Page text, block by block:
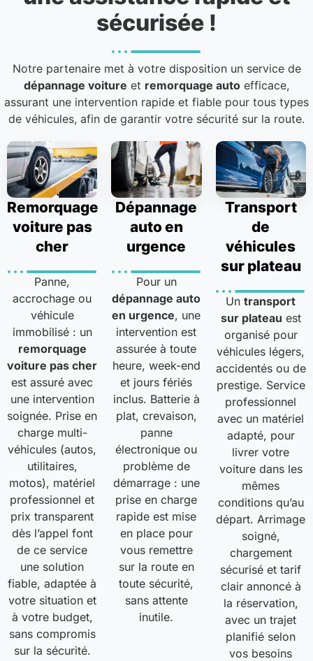
sécurisée !
Notre partenaire met à votre disposition un service de
dépannage voiture et remorquage auto efficace,
assurant une intervention rapide et fiable pour tous types
de véhicules, afin de garantir votre sécurité sur la route.
Remorquage
voiture pas
cher
Panne,
accrochage ou
véhicule
immobilisé : un
remorquage
voiture pas cher
est assuré avec
une intervention
soignée. Prise en
charge multi-
véhicules (autos,
utilitaires,
motos), matériel
professionnel et
prix transparent
dès l’appel font
de ce service
une solution
fiable, adaptée à
votre situation et
à votre budget,
sans compromis
sur la sécurité.
Dépannage
auto en
urgence
Pour un
dépannage auto
en urgence, une
intervention est
assurée à toute
heure, week-end
et jours fériés
inclus. Batterie à
plat, crevaison,
panne
électronique ou
problème de
démarrage : une
prise en charge
rapide est mise
en place pour
vous remettre
sur la route en
toute sécurité,
sans attente
inutile.
Transport
de
véhicules
sur plateau
Untransport
sur plateau est
organisé pour
véhicules légers,
accidentés ou de
prestige. Service
professionnel
avec un matériel
adapté, pour
livrer votre
voiture dans les
mêmes
conditions qu’au
départ. Arrimage
soigné,
chargement
sécurisé et tarif
clair annoncé à
la réservation,
avec un trajet
planifié selon
vos besoins